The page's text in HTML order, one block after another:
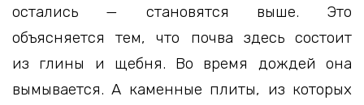
остались — становятся выше. Это
объясняется тем, что почва здесь состоит
из глины и щебня. Во время дождей она
вымывается. А каменные плиты, из которых